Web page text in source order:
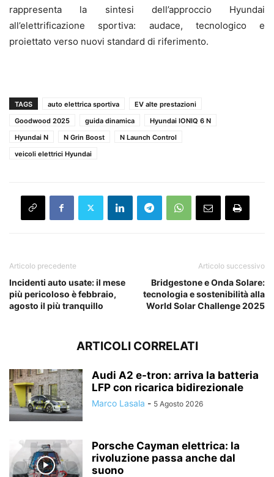
rappresenta la sintesi dell’approccio Hyundai
all’elettrificazione sportiva: audace, tecnologico e
proiettato verso nuovi standard di riferimento.
TAGS auto elettrica sportiva
EV alte prestazioni
Goodwood 2025
guida dinamica
Hyundai IONIQ 6 N
Hyundai N
N Grin Boost
N Launch Control
veicoli elettrici Hyundai
Articolo precedente
Incidenti auto usate: il mese
più pericoloso è febbraio,
agosto il più tranquillo
Articolo successivo
Bridgestone e Onda Solare:
tecnologia e sostenibilità alla
World Solar Challenge 2025
ARTICOLI CORRELATI
Audi A2 e-tron: arriva la batteria
LFP con ricarica bidirezionale
Marco Lasala - 5 Agosto 2026
Porsche Cayman elettrica: la
rivoluzione passa anche dal
suono